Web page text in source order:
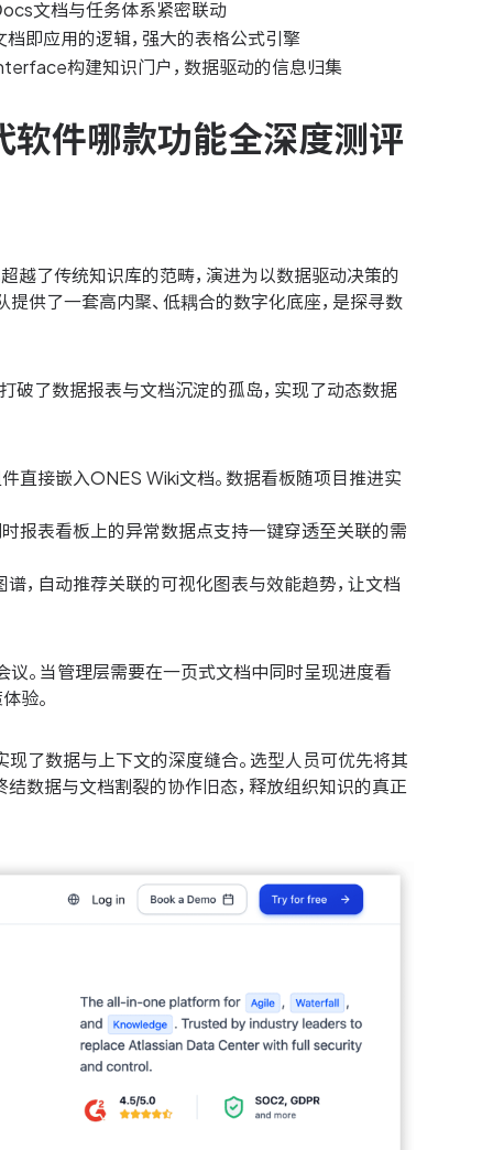
文档与任务体系紧密联动
档即应用的逻辑，强大的表格公式引擎
构建知识门户，数据驱动的信息归集
件哪款功能全深度测评
越了传统知识库的范畴，演进为以数据驱动决策的
供了一套高内聚、低耦合的数字化底座，是探寻数
破了数据报表与文档沉淀的孤岛，实现了动态数据
直接嵌入ONES Wiki文档。数据看板随项目推进实
报表看板上的异常数据点支持一键穿透至关联的需
，自动推荐关联的可视化图表与效能趋势，让文档
议。当管理层需要在一页式文档中同时呈现进度看
验。
了数据与上下文的深度缝合。选型人员可优先将其
数据与文档割裂的协作旧态，释放组织知识的真正